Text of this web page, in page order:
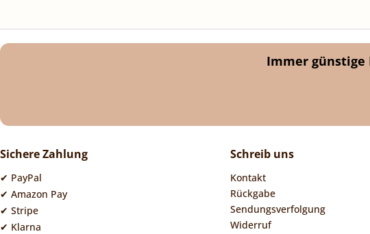
Immer günstige
Sichere Zahlung
✔ PayPal
✔ Amazon Pay
✔ Stripe
✔ Klarna
Schreib uns
Kontakt
Rückgabe
Sendungsverfolgung
Widerruf